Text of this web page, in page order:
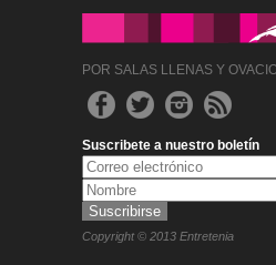
POR SALAS LLENAS Y
Suscribete a nuestro boletín
Copyright © 2013 Entretenia